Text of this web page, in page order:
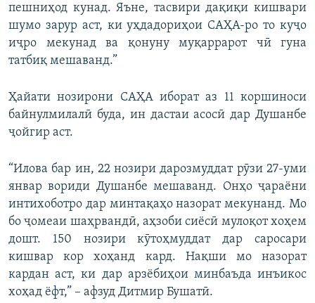
пешниҳод кунад. Яъне, тасвири дақиқи кишвари
шумо зарур аст, ки уҳдадориҳои САҲА-ро то куҷо
иҷро мекунад ва қонуну муқаррарот чӣ гуна
татбиқ мешаванд.”
Ҳайати нозирони САҲА иборат аз 11 коршиноси
байнулмилалӣ буда, ин дастаи асосӣ дар Душанбе
ҷойгир аст.
“Илова бар ин, 22 нозири дарозмуддат рӯзи 27-уми
январ вориди Душанбе мешаванд. Онҳо ҷараёни
интихоботро дар минтақаҳо назорат мекунанд. Мо
бо ҷомеаи шаҳрвандӣ, аҳзоби сиёсӣ мулоқот хоҳем
дошт. 150 нозири кӯтоҳмуддат дар саросари
кишвар кор хоҳанд кард. Нақши мо назорат
кардан аст, ки дар арзёбиҳои минбаъда инъикос
хоҳад ёфт,” – афзуд Дитмир Бушатӣ.